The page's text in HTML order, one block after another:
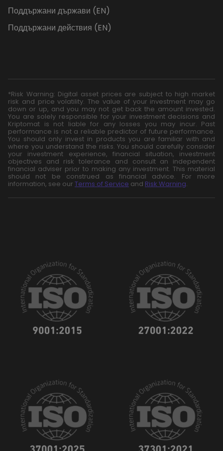
Поддържани държави (EN)
Поддържани действия (EN)
*Risk Warning: Digital asset prices are subject to high market
risk and price volatility. The value of your investment may go
down or up, and you may not get back the amount invested.
You are solely responsible for your investment decisions and
Kriptomat is not liable for any losses you may incur. Past
performance is not a reliable predictor of future performance.
You should only invest in products you are familiar with and
where you understand the risks. You should carefully consider
your investment experience, financial situation, investment
objectives and risk tolerance and consult an independent
financial adviser prior to making any investment. This material
should not be construed as financial advice. For more
information, see our Terms of Service and Risk Warning.